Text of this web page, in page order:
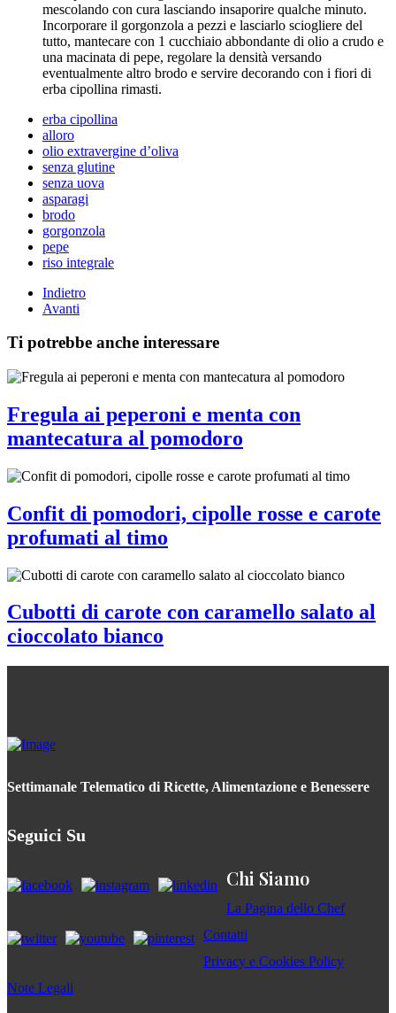
mescolando con cura lasciando insaporire qualche minuto.
Incorporare il gorgonzola a pezzi e lasciarlo sciogliere del
tutto, mantecare con 1 cucchiaio abbondante di olio a crudo e
una macinata di pepe, regolare la densità versando
eventualmente altro brodo e servire decorando con i fiori di
erba cipollina rimasti.
erba cipollina
alloro
olio extravergine d’oliva
senza glutine
senza uova
asparagi
brodo
gorgonzola
pepe
riso integrale
Indietro
Avanti
Ti potrebbe anche interessare
Fregula ai peperoni e menta con
mantecatura al pomodoro
Confit di pomodori, cipolle rosse e carote
profumati al timo
Cubotti di carote con caramello salato al
cioccolato bianco
Settimanale Telematico di Ricette, Alimentazione e Benessere
Seguici Su
Chi Siamo
La Pagina dello Chef
Contatti
Privacy e Cookies Policy
Note Legali